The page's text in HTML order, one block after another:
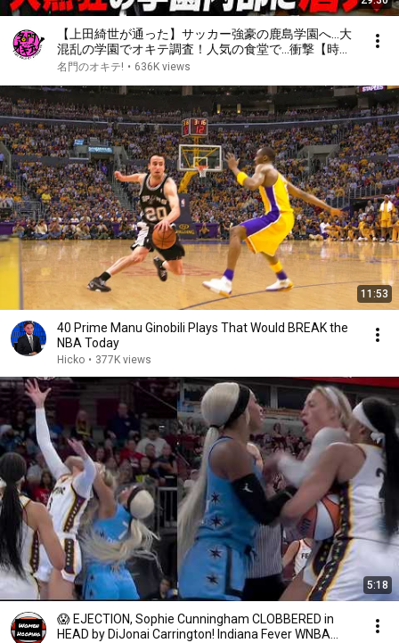
【上田綺世が通った】サッカー強豪の鹿島学園へ…大
混乱の学園でオキテ調査！人気の食堂で…衝撃【時田
音々、制服を着る】｜名門のオキテ！鹿島学園高校編
名門のオキテ! • 636K views
11:53
40 Prime Manu Ginobili Plays That Would BREAK the
NBA Today
Hicko • 377K views
5:18
😱 EJECTION, Sophie Cunningham CLOBBERED in
HEAD by DiJonai Carrington! Indiana Fever WNBA